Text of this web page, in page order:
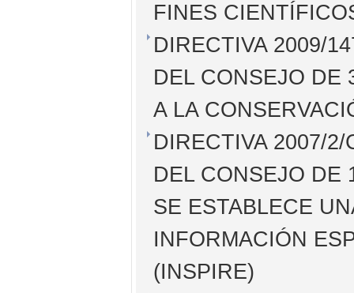
FINES
DIRECTIVA 2009/
DEL CONSEJO DE
A LA
DIRECTIVA 2007/
DEL CONSEJO DE
SE ESTABLECE
INFORMACIÓN
(INSPIRE)